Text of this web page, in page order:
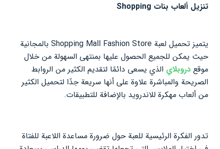
تنزيل ألعاب بنات Shopping
يتميز تحميل لعبة Shopping Mall Fashion Store بالمجانية
حيث يمكن للجميع الحصول عليها بمنتهى السهولة من خلال
موقع دروبلاي الذي يسعى دائمًا لتقديم الكثير من الروابط
الصريحة والمباشرة علاوة على أنها سريعة جدًا لتحميل الكثير
من ألعاب مهكرة للاندرويد بالإضافة للتطبيقات.
تدور الفكرة الرئيسية للعبة حول ضرورة مساعدة اللاعبة للفتاة